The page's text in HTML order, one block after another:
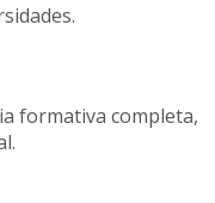
formativa completa,